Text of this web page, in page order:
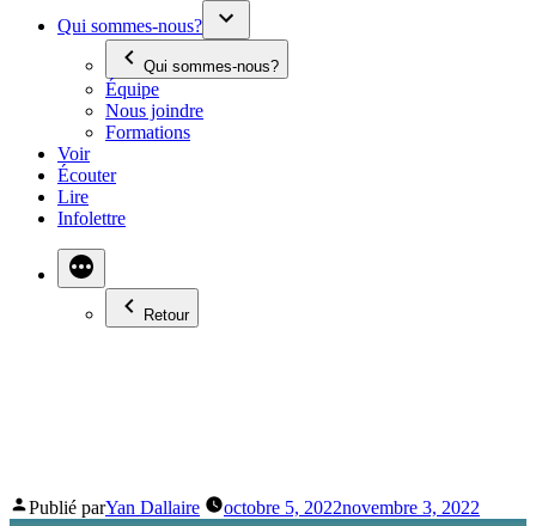
Qui sommes-nous?
Qui sommes-nous?
Équipe
Nous joindre
Formations
Voir
Écouter
Lire
Infolettre
Retour
Publié parYan Dallaire octobre 5, 2022novembre 3, 2022